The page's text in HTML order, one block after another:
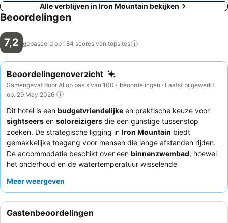
Alle verblijven in Iron Mountain bekijken
Beoordelingen
7,2 gebaseerd op 184 scores van topsites
Beoordelingenoverzicht
Samengevat door AI op basis van 100+ beoordelingen · Laatst bijgewerkt
op: 29 May 2026
Dit hotel is een budgetvriendelijke en praktische keuze voor
sightseers en soloreizigers die een gunstige tussenstop
zoeken. De strategische ligging in Iron Mountain biedt
gemakkelijke toegang voor mensen die lange afstanden rijden.
De accommodatie beschikt over een binnenzwembad, hoewel
het onderhoud en de watertemperatuur wisselende
vriendelijke en behulpzame personeel
Voor een comfortabeler verblijf kunt u overwegen een onlangs
gerenoveerde kamer aan te vragen, aangezien sommige
Meer weergeven
Gastenbeoordelingen